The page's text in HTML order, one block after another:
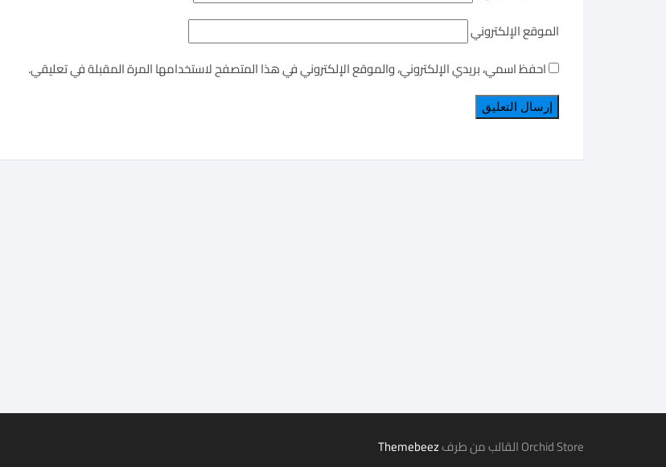
الموقع الإلكتروني
احفظ اسمي، بريدي الإلكتروني، والموقع الإلكتروني في هذا المتصفح لاستخدامها المرة المقبلة في تعليقي.
Orchid Store القالب من طرف Themebeez